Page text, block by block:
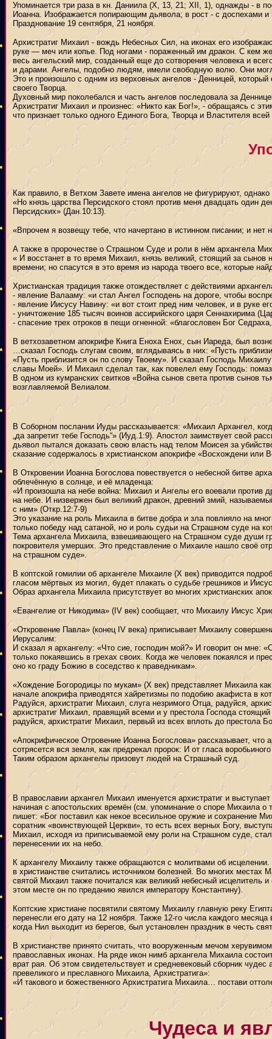
Упоминается три раза в кн. Даниила (X, 13, 21; XII, 1), однажды - в
Иоанна. Изображается попирающим дьявола; в рост - с доспехами
Празднование 19 сентября, 21 ноября.
Архистратиг Михаил - вождь Небесных Сил, на иконах его
руке — меч или копье. Под ногами - пораженный им дракон. С кем
весь ангельский мир, созданный еще до сотворения человека и
и дарами. Ангелы, подобно людям, имели свободную волю. Они
Это и произошло с одним из верховных ангелов - Денницей, который
своего Творца.
Духовный мир поколебался и часть ангелов последовала за
Архистратиг Михаил и произнес: «Никто как Бог!», - обращаясь с
что признает только одного Единого Бога, Творца и Властителя
Как правило, в Ветхом Завете имена ангелов не фигурируют,
«Но князь царства Персидского стоял против меня двадцать один
Персидских» (Дан.10:13).
«Впрочем я возвещу тебе, что начертано в истинном писании; и
А также в пророчестве о Страшном Суде и роли в нём архангела
« И восстанет в то время Михаил, князь великий, стоящий за сынов
времени; но спасутся в это время из народа твоего все, которые
Христианская традиция также отождествляет с действиями
- явление Валааму: «и стал Ангел Господень на дороге, чтобы
- явление Иисусу Навину: «и вот стоит пред ним человек, и в руке
- уничтожение 185 тысяч воинов ассирийского царя Сеннахирима
- спасение трех отроков в пещи огненной: «благословен Бог
В ветхозаветном апокрифе Книга Еноха Енох, сын Иареда, был
…сказал Господь слугам своим, вглядываясь в них: «Пусть
«Пусть приблизится он по слову Твоему». И сказал Господь
славы Моей». И Михаил сделал так, как повелел ему Господь:
В одном из кумранских свитков «Война сынов света против сынов
возглавляемой Велиалом.
В Соборном послании Иуды рассказывается: «Михаил Архангел,
„да запретит тебе Господь“» (Иуд.1:9). Апостол заимствует свой
дьявол пытался доказать свою власть над телом Моисея за
сказание содержалось в христианском апокрифе «Восхождени или
В Откровении Иоанна Богослова повествуется о небесной битве
облечённую в солнце, и её младенца:
«И произошла на небе война: Михаил и Ангелы его воевали против
на небе. И низвержен был великий дракон, древний змий,
с ним» (Откр.12:7-9)
Это указание на роль Михаила в битве добра и зла повлияло на
только победу над сатаной, но и роль судьи на Страшном суде на
Тема архангела Михаила, взвешивающего на Страшном суде души
покровителя умерших. Это представление о Михаиле нашло своё
на страшном суде».
В коптской гомилии об архангеле Михаиле (X век) приводится
гласом мёртвых из могил, будет плакать о судьбе грешников и
Образ архангела Михаила присутствует во многих христианских
«Евангелие от Никодима» (IV век) сообщает, что Михаилу Иисус
«Откровение Павла» (конец IV века) приписывает Михаилу
Иерусалим:
И сказал я архангелу: «Что сие, господин мой?» И говорит он мне:
только покаявшись в грехах своих. Когда же человек покаялся и
оно ко граду Божию в соседство к праведникам».
«Хождение Богородицы по мукам» (X век) представляет Михаила
начале апокрифа приводятся хайретизмы по подобию акафиста в
Радуйся, архистратиг Михаил, слуга незримого Отца, радуйся,
архистратиг Михаил, правящий всеми и у престола Господа
радуйся, архистратиг Михаил, первый из всех вплоть до престола
«Апокрифическое Отровение Иоанна Богослова» рассказывает, что
сотрясется вся земля, как предрекал пророк: И от гласа
Таким образом архангелы призовут людей на Страшный суд.
В православии архангел Михаил именуется архистратиг и
начиная с апостольских времён (см. упоминание о споре Михаила
пишет: «Бог поставил как некое всесильное оружие и сохранение
соратник «воинствующей Церкви», то есть всех верных Богу,
Михаил, исходя из приписываемой ему роли на Страшном суде,
перенесении их на небо.
К архангелу Михаилу также обращаются с молитвами об
в христианстве считались источником болезней. Во многих
святой Михаил также почитался как великий небесный исцелитель
этом месте он по преданию явился императору Константину).
Коптские христиане посвятили святому Михаилу главную реку
перенесли его дату на 12 ноября. Также 12-го числа каждого
когда Нил выходит из берегов, был установлен праздник в честь
В христианстве принято считать, что вооруженным мечом
православных иконах. На ряде икон нимб архангела Михаила
врат рая. Об этом свидетельствует и средневековый сборник
превеликого и преславного Михаила, Архистратига»:
«И такового и божественного Архистратига Михаила… постави
Чудеса и